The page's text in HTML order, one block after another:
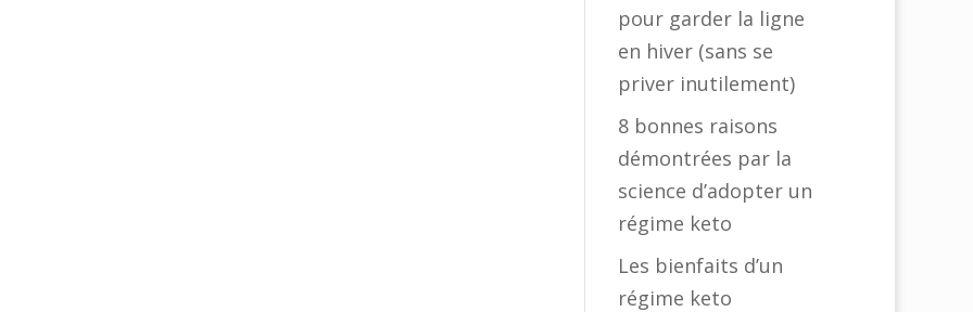
pour garder la ligne
en hiver (sans se
priver inutilement)
8 bonnes raisons
démontrées par la
science d’adopter un
régime keto
Les bienfaits d’un
régime keto